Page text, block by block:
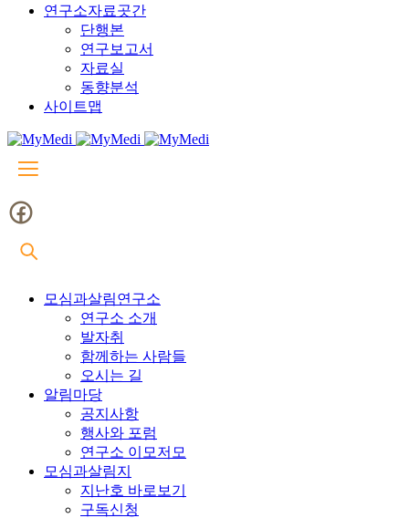
연구소자료곳간
단행본
연구보고서
자료실
동향분석
사이트맵
모심과살림연구소
연구소 소개
발자취
함께하는 사람들
오시는 길
알림마당
공지사항
행사와 포럼
연구소 이모저모
모심과살림지
지난호 바로보기
구독신청